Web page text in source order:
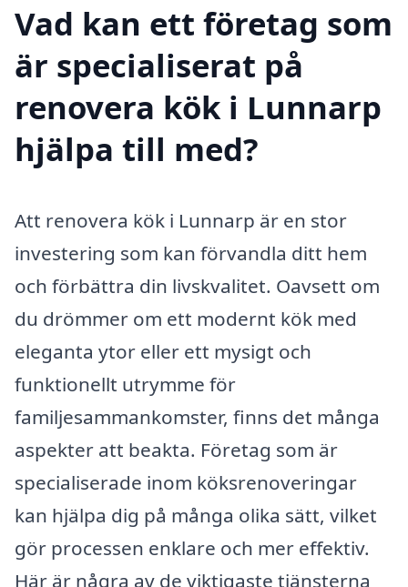
Vad kan ett företag som
är specialiserat på
renovera kök i Lunnarp
hjälpa till med?
Att renovera kök i Lunnarp är en stor
investering som kan förvandla ditt hem
och förbättra din livskvalitet. Oavsett om
du drömmer om ett modernt kök med
eleganta ytor eller ett mysigt och
funktionellt utrymme för
familjesammankomster, finns det många
aspekter att beakta. Företag som är
specialiserade inom köksrenoveringar
kan hjälpa dig på många olika sätt, vilket
gör processen enklare och mer effektiv.
Här är några av de viktigaste tjänsterna